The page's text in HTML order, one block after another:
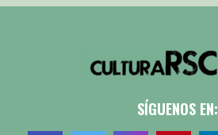
SÍGUENOS EN: